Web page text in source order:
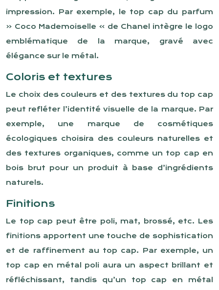
impression. Par exemple, le top cap du parfum
« Coco Mademoiselle » de Chanel intègre le logo
emblématique de la marque, gravé avec
élégance sur le métal.
Coloris et textures
Le choix des couleurs et des textures du top cap
peut refléter l’identité visuelle de la marque. Par
exemple, une marque de cosmétiques
écologiques choisira des couleurs naturelles et
des textures organiques, comme un top cap en
bois brut pour un produit à base d’ingrédients
naturels.
Finitions
Le top cap peut être poli, mat, brossé, etc. Les
finitions apportent une touche de sophistication
et de raffinement au top cap. Par exemple, un
top cap en métal poli aura un aspect brillant et
réfléchissant, tandis qu’un top cap en métal